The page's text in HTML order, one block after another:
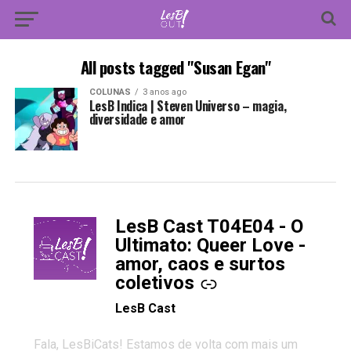
All posts tagged "Susan Egan"
COLUNAS 3 anos ago
LesB Indica | Steven Universo – magia,
diversidade e amor
LesB Cast T04E04 - O
Ultimato: Queer Love -
amor, caos e surtos
coletivos
-
LesB Cast
Fala, LesBiCats! Estamos de volta com mais um